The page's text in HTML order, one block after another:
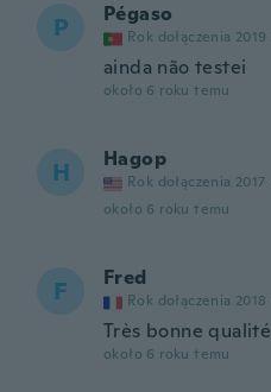
P Pégaso
Rok dołączenia 2019
ainda não testei
około 6 roku temu
H Hagop
Rok dołączenia 2017
około 6 roku temu
F Fred
Rok dołączenia 2018
Très bonne qualité
około 6 roku temu